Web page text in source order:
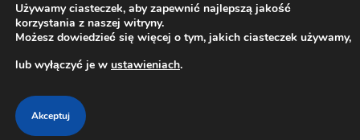
Używamy ciasteczek, aby zapewnić najlepszą jakość
korzystania z naszej witryny.
Możesz dowiedzieć się więcej o tym, jakich ciasteczek używamy,
lub wyłączyć je w ustawieniach.
Akceptuj